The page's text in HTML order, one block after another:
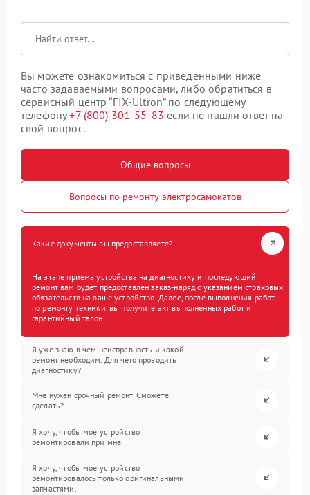
Вы можете ознакомиться с приведенными ниже
часто задаваемыми вопросами, либо обратиться в
сервисный центр “FIX-Ultron” по следующему
телефону+7 (800) 301-55-83 если не нашли ответ на
свой вопрос.
Общие вопросы
Вопросы по ремонту электросамокатов
Какие документы вы предоставляете?
На этапе приема устройства на диагностику и последующий
ремонт вам будет предоставлен заказ-наряд с указанием страховых
обязательств на ваше устройство. Далее, после выполнения работ
по ремонту техники, вы получите акт выполненных работ и
гарантийный талон.
Я уже знаю в чем неисправность и какой
ремонт необходим. Для чего проводить
диагностику?
Мне нужен срочный ремонт. Сможете
сделать?
Я хочу, чтобы мое устройство
ремонтировали при мне.
Я хочу, чтобы мое устройство
ремонтировалось только оригинальными
запчастями.